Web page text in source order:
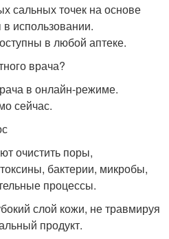
сальных точек на основе
использовании.
в любой аптеке.
врача?
в онлайн-режиме.
сейчас.
очистить поры,
бактерии, микробы,
процессы.
слой кожи, не травмируя
продукт.